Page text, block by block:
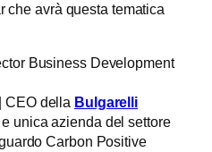
che avrà questa tematica
Business Development
| CEO della Bulgarelli
unica azienda del settore
Carbon Positive